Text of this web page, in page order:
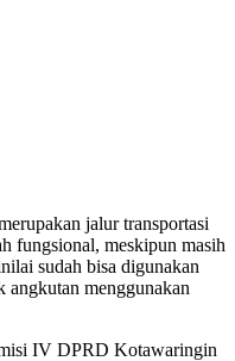
jalur transportasi
fungsional, meskipun masih
sudah bisa digunakan
angkutan menggunakan
IV DPRD Kotawaringin